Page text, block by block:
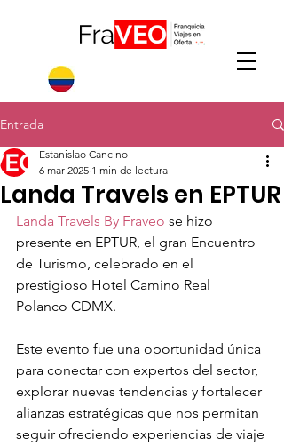
Entrada
Landa Travels en EPTUR
Estanislao Cancino
6 mar 2025 1 min de lectura
Landa Travels By Fraveo se hizo
presente en EPTUR, el gran Encuentro
de Turismo, celebrado en el
prestigioso Hotel Camino Real
Polanco CDMX.
Este evento fue una oportunidad única
para conectar con expertos del sector,
explorar nuevas tendencias y fortalecer
alianzas estratégicas que nos permitan
seguir ofreciendo experiencias de viaje